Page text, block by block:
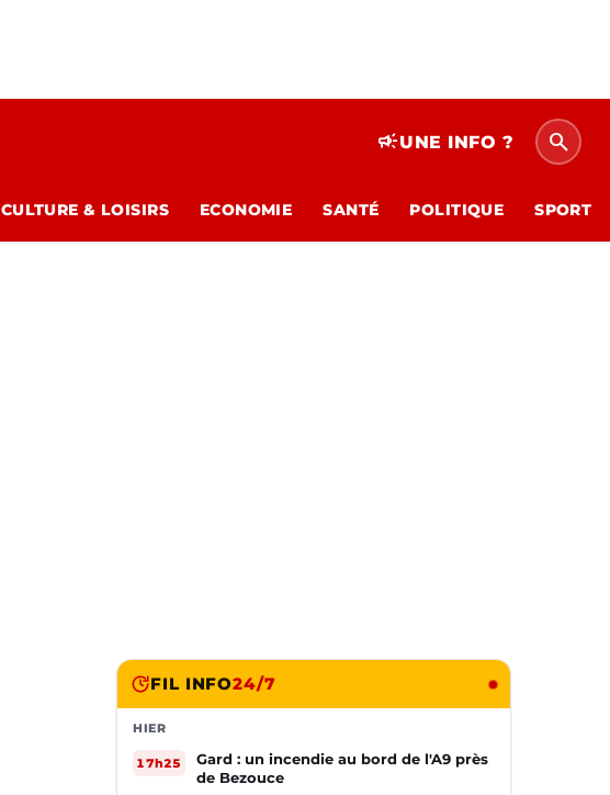
campaignUNE INFO ? search
CULTURE & LOISIRS ECONOMIE SANTÉ POLITIQUE SPORT
FIL INFO24/7
HIER
17h25
Gard : un incendie au bord de l'A9 près
de Bezouce